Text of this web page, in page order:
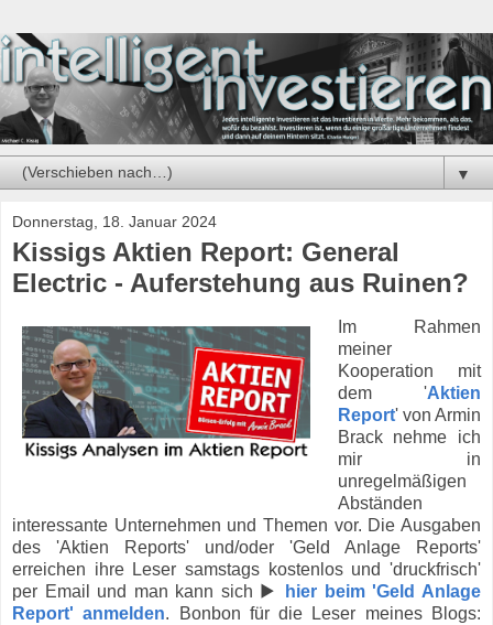
▼
Donnerstag, 18. Januar 2024
Kissigs Aktien Report: General
Electric - Auferstehung aus Ruinen?
Im Rahmen
meiner
Kooperation mit
dem 'Aktien
Report' von Armin
Brack nehme ich
mir in
unregelmäßigen
Abständen
interessante Unternehmen und Themen vor. Die Ausgaben
des 'Aktien Reports' und/oder 'Geld Anlage Reports'
erreichen ihre Leser samstags kostenlos und 'druckfrisch'
per Email und man kann sich ▶
hier beim 'Geld Anlage
Report' anmelden. Bonbon für die Leser meines Blogs: